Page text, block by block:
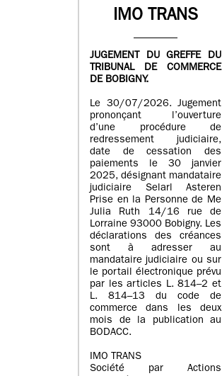
IMO TRANS
JUGEMENT DU GREFFE DU
TRIBUNAL DE COMMERCE
DE BOBIGNY.
Le 30/07/2026. Jugement
prononçant l’ouverture
d’une procédure de
redressement judiciaire,
date de cessation des
paiements le 30 janvier
2025, désignant mandataire
judiciaire Selarl Asteren
Prise en la Personne de Me
Julia Ruth 14/16 rue de
Lorraine 93000 Bobigny. Les
déclarations des créances
sont à adresser au
mandataire judiciaire ou sur
le portail électronique prévu
par les articles L. 814–2 et
L. 814–13 du code de
commerce dans les deux
mois de la publication au
BODACC.
IMO TRANS
Société par Actions